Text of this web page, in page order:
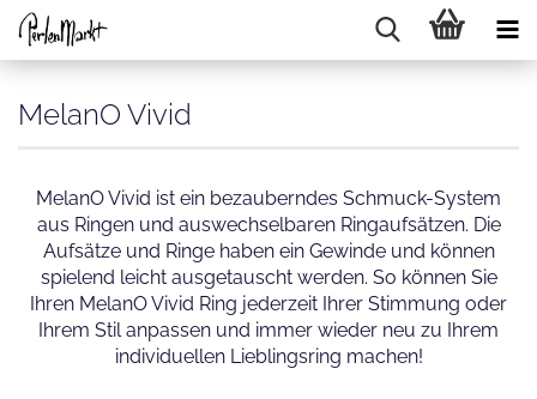
MelanO Vivid
MelanO Vivid ist ein bezauberndes Schmuck-System
aus Ringen und auswechselbaren Ringaufsätzen. Die
Aufsätze und Ringe haben ein Gewinde und können
spielend leicht ausgetauscht werden. So können Sie
Ihren MelanO Vivid Ring jederzeit Ihrer Stimmung oder
Ihrem Stil anpassen und immer wieder neu zu Ihrem
individuellen Lieblingsring machen!